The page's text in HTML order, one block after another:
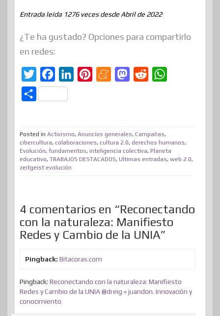
Entrada leída 1276 veces desde Abril de 2022
¿Te ha gustado? Opciones para compartirlo
en redes:
w
t
e
r
a
c
b
o
o
e
d
I
e
r
e
M
a
m
e
M
o
d
o
i
t
A
p
C
p
a
r
r
Posted in Activismo, Anuncios generales, Campañas,
cibercultura, colaboraciones, cultura 2.0, derechos humanos,
Evolución, fundamentos, inteligencia colectiva, Planeta
educativo, TRABAJOS DESTACADOS, Ultimas entradas, web 2.0,
zeitgeist evolución
4 comentarios en “Reconectando
con la naturaleza: Manifiesto
Redes y Cambio de la UNIA”
Pingback: Bitacoras.com
Pingback: Reconectando con la naturaleza: Manifiesto
Redes y Cambio de la UNIA @dreig « juandon. Innovación y
conocimiento